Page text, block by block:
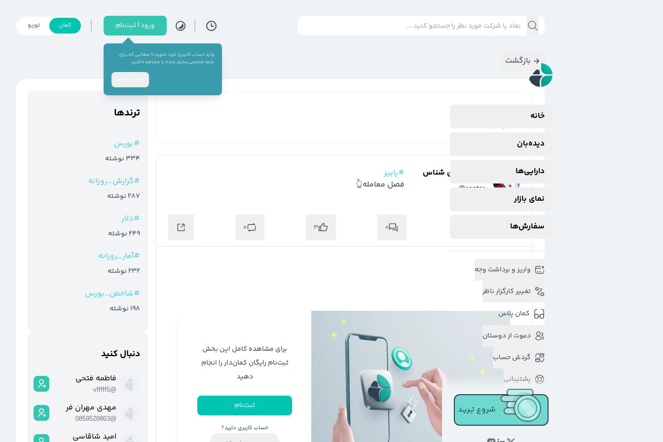
ورود | ثبت‌نام
وارد حساب کاربری خود شوید تا مطالبی که برای
شما شخصی‌سازی شده را مشاهده کنید.
کمان توربو
خانه
دیده‌بان
دارایی‌ها
نمای بازار
سفارش‌ها
واریز و برداشت وجه
تغییر کارگزار ناظر
کمان پلاس
دعوت از دوستان
متوجه شدم
گردش حساب
پشتیبانی
شروع تـِـریـد
بازگشت
مسعود حق شناس
@centor
#پاییز
فصل معامله👆
0
3
0
برای مشاهده کامل این بخش
ثبت‌نام رایگان کمان‌دار را انجام
دهید
ثبت‌نام
حساب کاربری دارید؟
ترند‌ها
#بورس
334 نوشته
#گزارش_روزانه
287 نوشته
#دلار
249 نوشته
#آمار_روزانه
232 نوشته
#شاخص_بورس
198 نوشته
دنبال کنید
فاطمه فتحی
@
vfffff5
مهدی مهران فر
@
0859528863
امید شاقاسی